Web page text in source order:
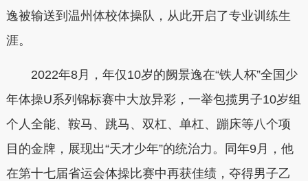
逸被输送到温州体校体操队，从此开启了专业训练生
涯。
2022年8月，年仅10岁的阙景逸在“铁人杯”全国少
年体操U系列锦标赛中大放异彩，一举包揽男子10岁组
个人全能、鞍马、跳马、双杠、单杠、蹦床等八个项
目的金牌，展现出“天才少年”的统治力。同年9月，他
在第十七届省运会体操比赛中再获佳绩，夺得男子乙